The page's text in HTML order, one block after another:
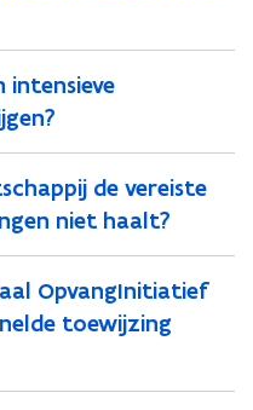
intensieve
de vereiste
niet haalt?
OpvangInitiatief
toewijzing